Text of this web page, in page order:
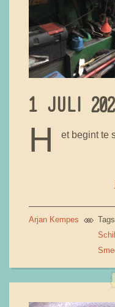
1 JULI
H et begint te
Arjan Kempes